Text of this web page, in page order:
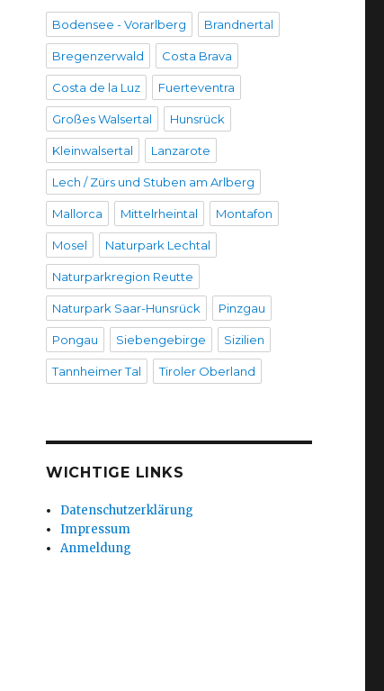
Bodensee - Vorarlberg Brandnertal
Bregenzerwald Costa Brava
Costa de la Luz Fuerteventra
Großes Walsertal Hunsrück
Kleinwalsertal Lanzarote
Lech / Zürs und Stuben am Arlberg
Mallorca Mittelrheintal Montafon
Mosel Naturpark Lechtal
Naturparkregion Reutte
Naturpark Saar-Hunsrück Pinzgau
Pongau Siebengebirge Sizilien
Tannheimer Tal Tiroler Oberland
WICHTIGE LINKS
Datenschutzerklärung
Impressum
Anmeldung